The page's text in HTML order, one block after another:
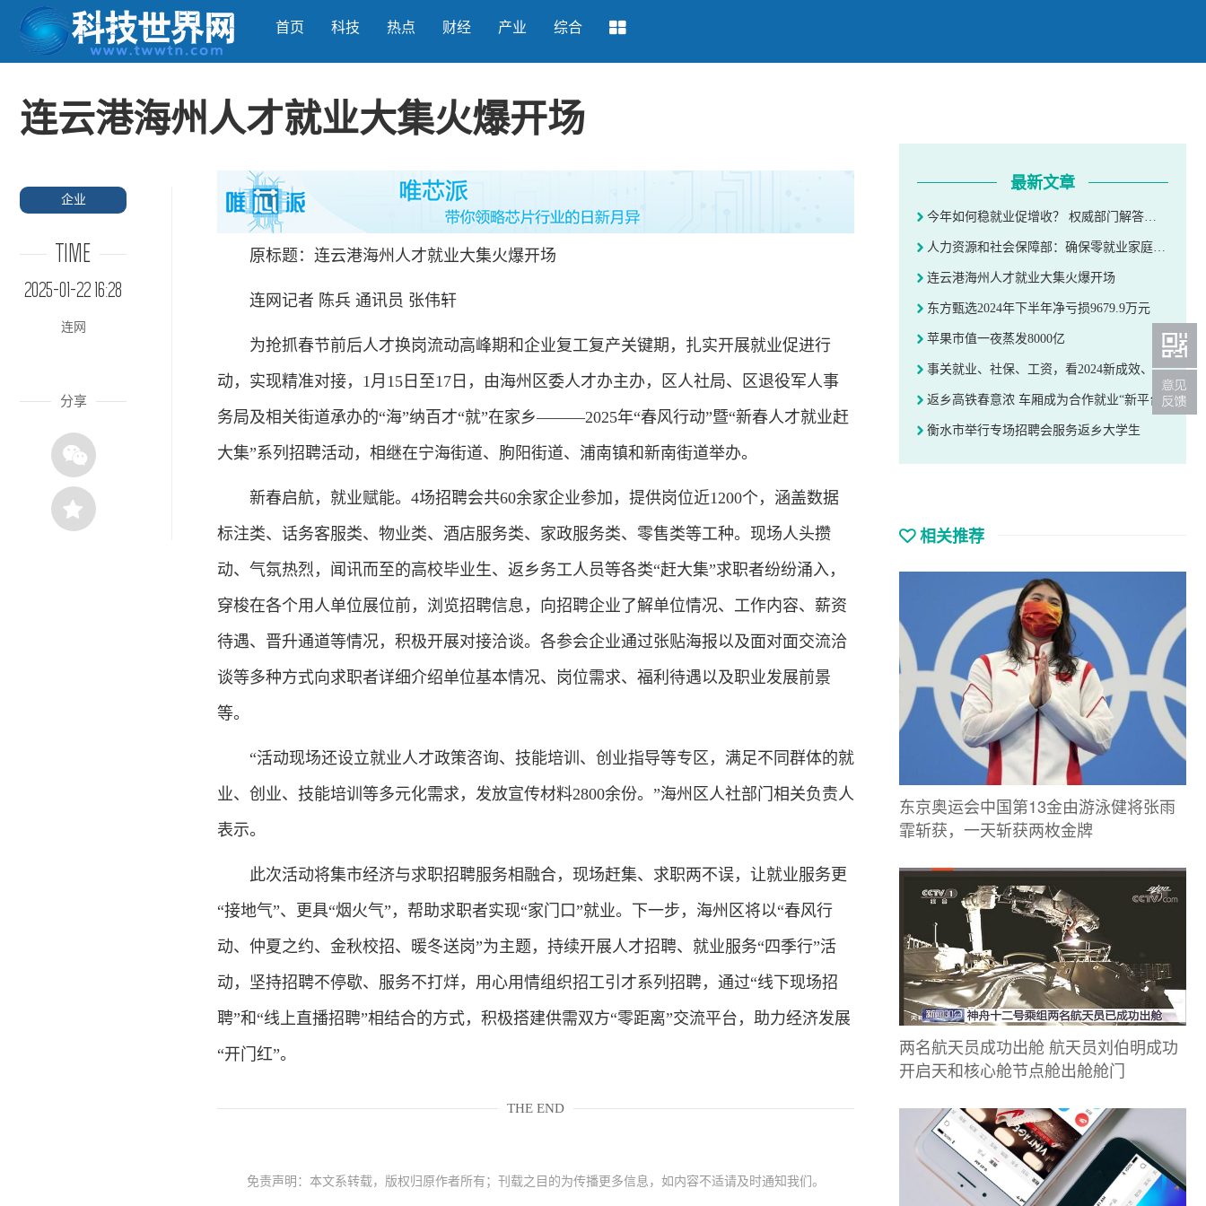
首页 科技 热点 财经 产业 综合
连云港海州人才就业大集火爆开场
企业
TIME
2025-01-22 16:28
连网
分享
原标题：连云港海州人才就业大集火爆开场
连网记者 陈兵 通讯员 张伟轩
为抢抓春节前后人才换岗流动高峰期和企业复工复产关键期，扎实开展就业促进行
动，实现精准对接，1月15日至17日，由海州区委人才办主办，区人社局、区退役军人事
务局及相关街道承办的“海”纳百才“就”在家乡———2025年“春风行动”暨“新春人才就业赶
大集”系列招聘活动，相继在宁海街道、朐阳街道、浦南镇和新南街道举办。
新春启航，就业赋能。4场招聘会共60余家企业参加，提供岗位近1200个，涵盖数据
标注类、话务客服类、物业类、酒店服务类、家政服务类、零售类等工种。现场人头攒
动、气氛热烈，闻讯而至的高校毕业生、返乡务工人员等各类“赶大集”求职者纷纷涌入，
穿梭在各个用人单位展位前，浏览招聘信息，向招聘企业了解单位情况、工作内容、薪资
待遇、晋升通道等情况，积极开展对接洽谈。各参会企业通过张贴海报以及面对面交流洽
谈等多种方式向求职者详细介绍单位基本情况、岗位需求、福利待遇以及职业发展前景
等。
“活动现场还设立就业人才政策咨询、技能培训、创业指导等专区，满足不同群体的就
业、创业、技能培训等多元化需求，发放宣传材料2800余份。”海州区人社部门相关负责人
表示。
此次活动将集市经济与求职招聘服务相融合，现场赶集、求职两不误，让就业服务更
“接地气”、更具“烟火气”，帮助求职者实现“家门口”就业。下一步，海州区将以“春风行
动、仲夏之约、金秋校招、暖冬送岗”为主题，持续开展人才招聘、就业服务“四季行”活
动，坚持招聘不停歇、服务不打烊，用心用情组织招工引才系列招聘，通过“线下现场招
聘”和“线上直播招聘”相结合的方式，积极搭建供需双方“零距离”交流平台，助力经济发展
“开门红”。
THE END
免责声明：本文系转载，版权归原作者所有；刊载之目的为传播更多信息，如内容不适请及时通知我们。
最新文章
今年如何稳就业促增收？ 权威部门解答就业、收入热点问题
人力资源和社会保障部：确保零就业家庭至少一人实现就业
连云港海州人才就业大集火爆开场
东方甄选2024年下半年净亏损9679.9万元
苹果市值一夜蒸发8000亿
事关就业、社保、工资，看2024新成效、2025新动向
返乡高铁春意浓 车厢成为合作就业“新平台”
衡水市举行专场招聘会服务返乡大学生
相关推荐
东京奥运会中国第13金由游泳健将张雨
霏斩获，一天斩获两枚金牌
两名航天员成功出舱 航天员刘伯明成功
开启天和核心舱节点舱出舱舱门